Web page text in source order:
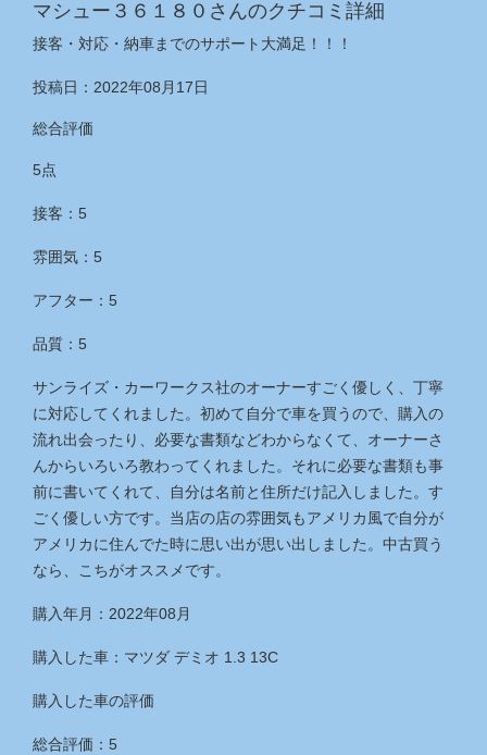
マシュー３６１８０さんのクチコミ詳細
接客・対応・納車までのサポート大満足！！！
投稿日：2022年08月17日
総合評価
5点
接客：5
雰囲気：5
アフター：5
品質：5
サンライズ・カーワークス社のオーナーすごく優しく、丁寧
に対応してくれました。初めて自分で車を買うので、購入の
流れ出会ったり、必要な書類などわからなくて、オーナーさ
んからいろいろ教わってくれました。それに必要な書類も事
前に書いてくれて、自分は名前と住所だけ記入しました。す
ごく優しい方です。当店の店の雰囲気もアメリカ風で自分が
アメリカに住んでた時に思い出が思い出しました。中古買う
なら、こちがオススメです。
購入年月：2022年08月
購入した車：マツダ デミオ 1.3 13C
購入した車の評価
総合評価：5